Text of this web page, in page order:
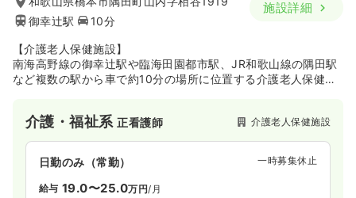
御幸辻駅
10分
施設詳細
【介護老人保健施設】
南海高野線の御幸辻駅や臨海田園都市駅、JR和歌山線の隅田駅
など複数の駅から車で約10分の場所に位置する介護老人保健施
ンを通し、ご利用者の生きがいを見つけ自立を支援し、家庭復
帰ができるよう手助けをしております。
介護・福祉系正看護師 介護老人保健施設
日勤のみ（常勤） 一時募集休止
給与 19.0〜25.0万円/月